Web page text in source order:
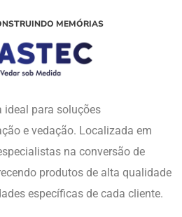
MEMÓRIAS
ideal para soluções
e vedação. Localizada em
na conversão de
produtos de alta qualidade
específicas de cada cliente.